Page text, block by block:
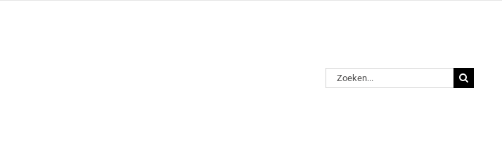
Zoeken
naar: